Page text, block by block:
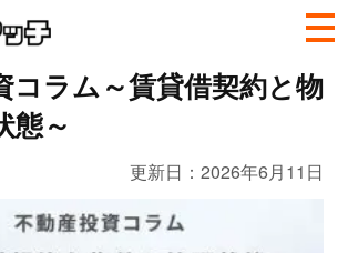
コラム～賃貸借契約と物
態～
更新日：2026年6月11日